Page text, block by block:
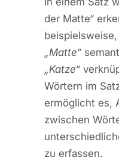
der Matte“
„Matte“
„Katze“
Wörtern im
ermöglicht es,
zwischen
zu erfassen.